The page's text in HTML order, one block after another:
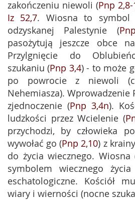
zakończeniu niewoli (Pnp
Iz 52,7. Wiosna to symbol
odzyskanej Palestynie (
pasożytują jeszcze obce
Przylgnięcie do
szukaniu (Pnp 3,4) - to może
po powrocie z niewoli
Nehemiasza). Wprowadzenie
zjednoczenie (Pnp 3,4n).
ludzkości przez Wcielenie (
przychodzi, by człowieka
wywołać go (Pnp 2,10) z
do życia wiecznego. Wiosna
symbolem wiecznego
eschatologiczne. Kościół
wiary i wierności (nocne